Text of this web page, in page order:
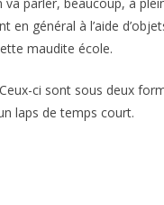
général à l’aide
maudite école.
ci sont sous deux
laps de temps court.